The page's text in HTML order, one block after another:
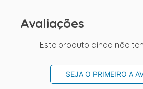
Avaliações
Este produto ainda não
SEJA O PRIMEIRO A